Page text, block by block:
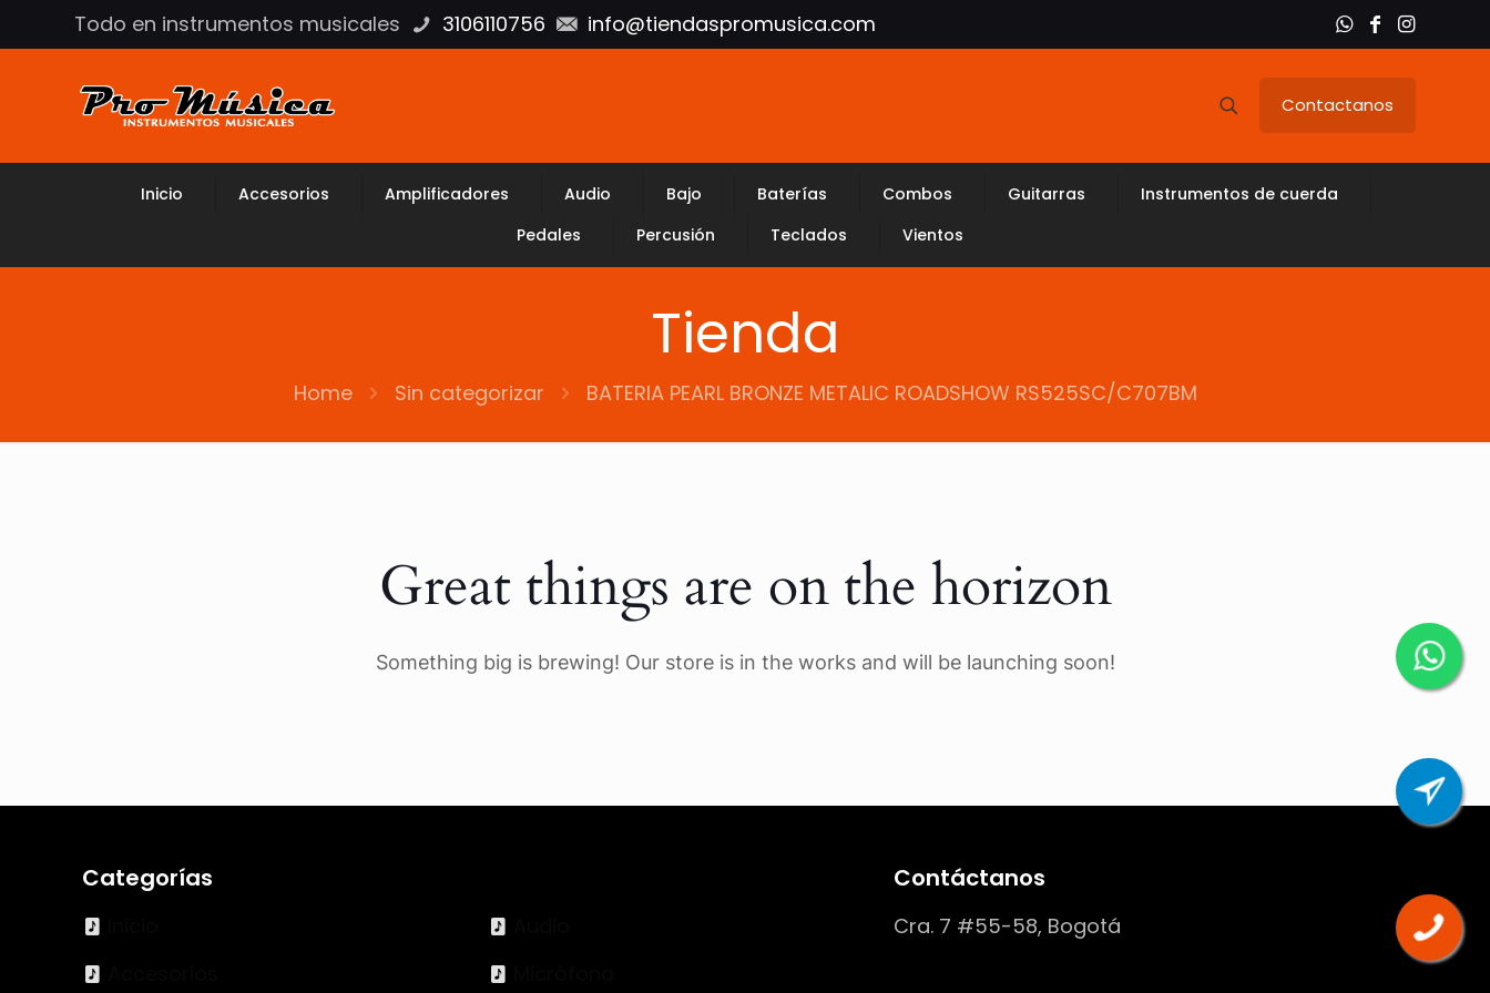
Todo en instrumentos musicales 3106110756 info@tiendaspromusica.com
Contactanos
Inicio Accesorios Amplificadores Audio Bajo Baterías Combos Guitarras
Instrumentos de cuerda
Pedales
Percusión Teclados Vientos
Tienda
Home Sin categorizar BATERIA PEARL BRONZE METALIC ROADSHOW RS525SC/C707BM
Great things are on the horizon
Something big is brewing! Our store is in the works and will be launching soon!
Categorías Contáctanos
Cra. 7 #55-58, Bogotá